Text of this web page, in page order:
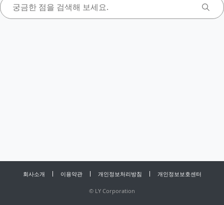
회사소개 이용약관 개인정보처리방침 개인정보보호센터
© LY Corporation